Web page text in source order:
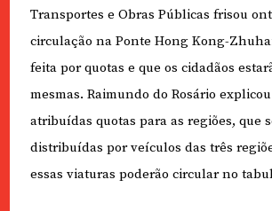
Transportes e Obras Públicas frisou
circulação na Ponte Hong Kong-
feita por quotas e que os cidadãos
mesmas. Raimundo do Rosário
atribuídas quotas para as regiões, que
distribuídas por veículos das três
essas viaturas poderão circular no